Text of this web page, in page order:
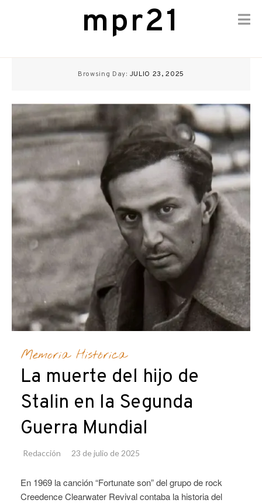
mpr21
Browsing Day: JULIO 23, 2025
Memoria Histórica
La muerte del hijo de
Stalin en la Segunda
Guerra Mundial
Redacción 23 de julio de 2025
En 1969 la canción “Fortunate son” del grupo de rock
Creedence Clearwater Revival contaba la historia del